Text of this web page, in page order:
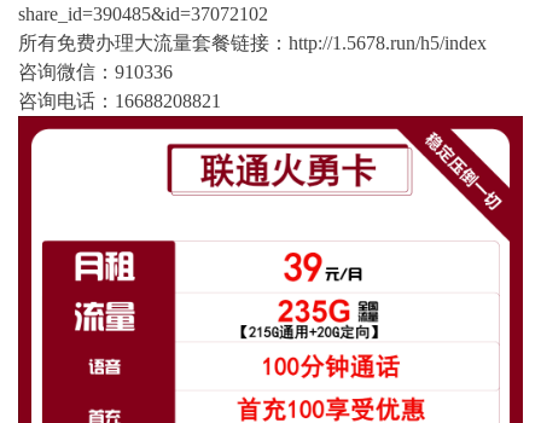
share_id=390485&id=37072102
所有免费办理大流量套餐链接：http://1.5678.run/h5/index
咨询微信：910336
咨询电话：16688208821